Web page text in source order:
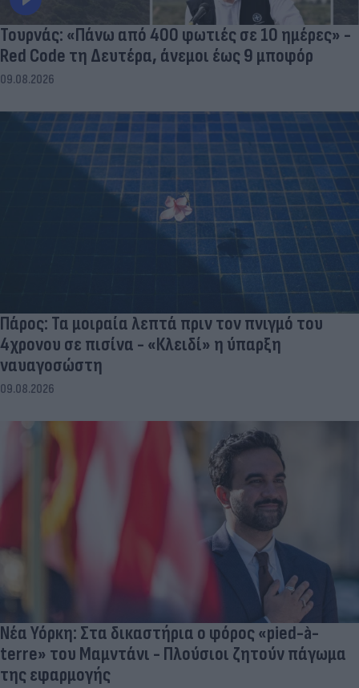
Τουρνάς: «Πάνω από 400 φωτιές σε 10 ημέρες» -
Red Code τη Δευτέρα, άνεμοι έως 9 μποφόρ
09.08.2026
Πάρος: Τα μοιραία λεπτά πριν τον πνιγμό του
4χρονου σε πισίνα - «Κλειδί» η ύπαρξη
ναυαγοσώστη
09.08.2026
Νέα Υόρκη: Στα δικαστήρια ο φόρος «pied-à-
terre» του Μαμντάνι - Πλούσιοι ζητούν πάγωμα
της εφαρμογής